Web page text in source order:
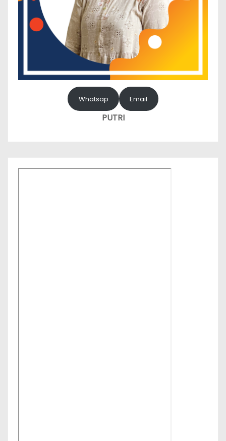
Whatsap Email
PUTRI